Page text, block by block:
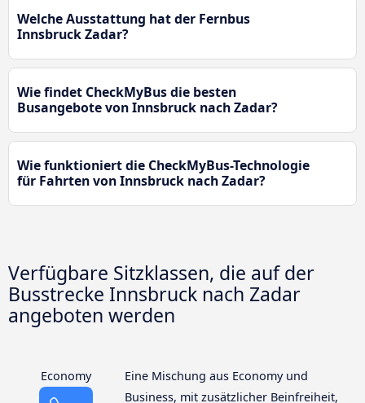
Welche Ausstattung hat der Fernbus
Innsbruck Zadar?
Wie findet CheckMyBus die besten
Busangebote von Innsbruck nach Zadar?
Wie funktioniert die CheckMyBus-Technologie
für Fahrten von Innsbruck nach Zadar?
Verfügbare Sitzklassen, die auf der
Busstrecke Innsbruck nach Zadar
angeboten werden
Economy
Eine Mischung aus Economy und
Business, mit zusätzlicher Beinfreiheit,